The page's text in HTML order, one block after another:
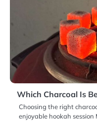
Which Charcoal Is
Choosing the right
enjoyable hookah session